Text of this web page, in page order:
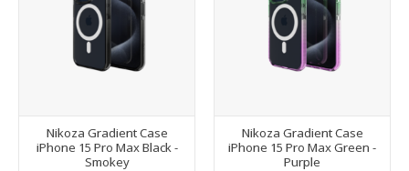
Nikoza Gradient Case
iPhone 15 Pro Max Black -
Smokey
Nikoza Gradient Case
iPhone 15 Pro Max Green -
Purple